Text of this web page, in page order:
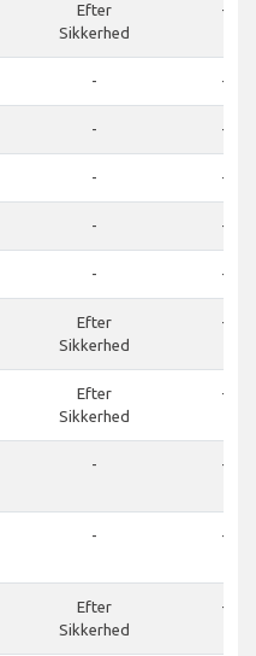
Efter
Sikkerhed
-
- -
- -
- -
- -
- -
Efter
Sikkerhed
-
Efter
Sikkerhed
-
- -
- -
Efter
Sikkerhed
-